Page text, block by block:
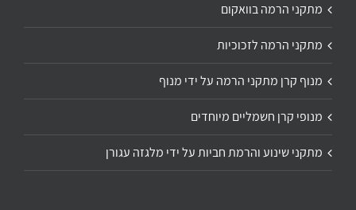
מתקני הרמה בוואקום
מתקני הרמה לזכוכיות
מנוף קרן מתקני הרמה על ידי מנוף
מנופי קרן חשמליים מיוחדים
מתקני שינוע והרמת חביות על ידי מלגזה עגורן